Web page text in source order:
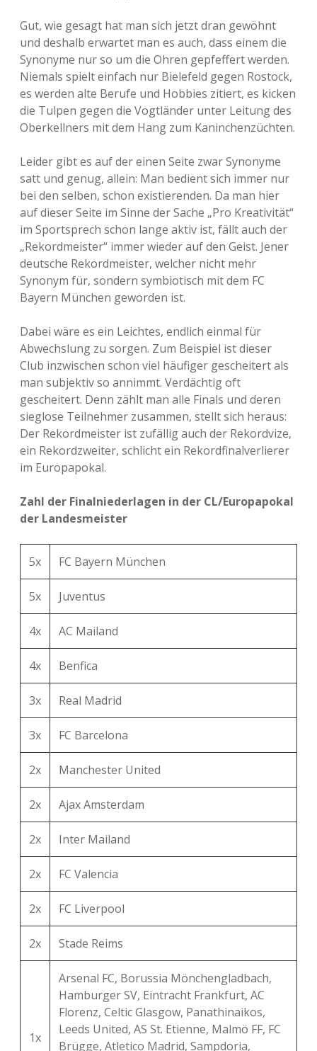
Gut, wie gesagt hat man sich jetzt dran gewöhnt
und deshalb erwartet man es auch, dass einem die
Synonyme nur so um die Ohren gepfeffert werden.
Niemals spielt einfach nur Bielefeld gegen Rostock,
es werden alte Berufe und Hobbies zitiert, es kicken
die Tulpen gegen die Vogtländer unter Leitung des
Oberkellners mit dem Hang zum Kaninchenzüchten.
Leider gibt es auf der einen Seite zwar Synonyme
satt und genug, allein: Man bedient sich immer nur
bei den selben, schon existierenden. Da man hier
auf dieser Seite im Sinne der Sache „Pro Kreativität“
im Sportsprech schon lange aktiv ist, fällt auch der
„Rekordmeister“ immer wieder auf den Geist. Jener
deutsche Rekordmeister, welcher nicht mehr
Synonym für, sondern symbiotisch mit dem FC
Bayern München geworden ist.
Dabei wäre es ein Leichtes, endlich einmal für
Abwechslung zu sorgen. Zum Beispiel ist dieser
Club inzwischen schon viel häufiger gescheitert als
man subjektiv so annimmt. Verdächtig oft
gescheitert. Denn zählt man alle Finals und deren
sieglose Teilnehmer zusammen, stellt sich heraus:
Der Rekordmeister ist zufällig auch der Rekordvize,
ein Rekordzweiter, schlicht ein Rekordfinalverlierer
im Europapokal.
Zahl der Finalniederlagen in der CL/Europapokal
der Landesmeister
5x FC Bayern München
5x Juventus
4x AC Mailand
4x Benfica
3x Real Madrid
3x FC Barcelona
2x Manchester United
2x Ajax Amsterdam
2x Inter Mailand
2x FC Valencia
2x FC Liverpool
2x Stade Reims
1x
Arsenal FC, Borussia Mönchengladbach,
Hamburger SV, Eintracht Frankfurt, AC
Florenz, Celtic Glasgow, Panathinaikos,
Leeds United, AS St. Etienne, Malmö FF, FC
Brügge, Atletico Madrid, Sampdoria,